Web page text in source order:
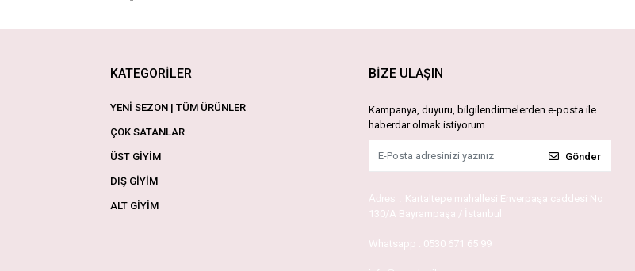
KATEGORİLER
YENİ SEZON | TÜM ÜRÜNLER
ÇOK SATANLAR
ÜST GİYİM
DIŞ GİYİM
ALT GİYİM
BİZE ULAŞIN
Kampanya, duyuru, bilgilendirmelerden e-posta ile
haberdar olmak istiyorum.
Gönder
Adres : Kartaltepe mahallesi Enverpaşa caddesi No
130/A Bayrampaşa / İstanbul
Whatsapp : 0530 671 65 99